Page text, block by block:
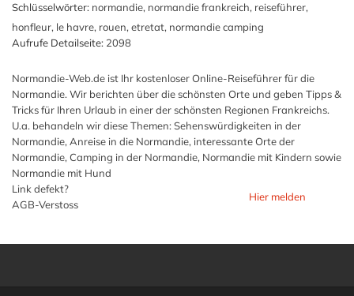
Schlüsselwörter: normandie, normandie frankreich, reiseführer,
honfleur, le havre, rouen, etretat, normandie camping
Aufrufe Detailseite: 2098
Normandie-Web.de ist Ihr kostenloser Online-Reiseführer für die
Normandie. Wir berichten über die schönsten Orte und geben Tipps &
Tricks für Ihren Urlaub in einer der schönsten Regionen Frankreichs.
U.a. behandeln wir diese Themen: Sehenswürdigkeiten in der
Normandie, Anreise in die Normandie, interessante Orte der
Normandie, Camping in der Normandie, Normandie mit Kindern sowie
Normandie mit Hund
Link defekt?
AGB-Verstoss
Hier melden